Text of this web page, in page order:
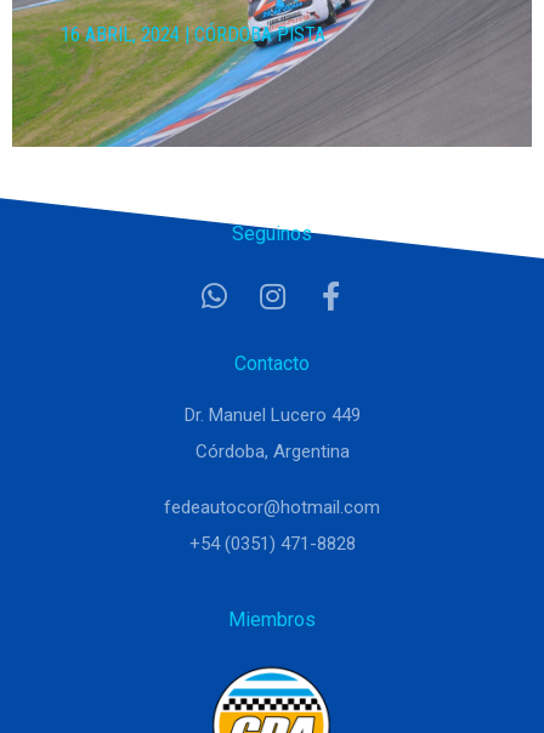
16 ABRIL, 2024 CÓRDOBA PISTA
Seguinos
Contacto
Dr. Manuel Lucero 449
Córdoba, Argentina
fedeautocor@hotmail.com
+54 (0351) 471-8828
Miembros